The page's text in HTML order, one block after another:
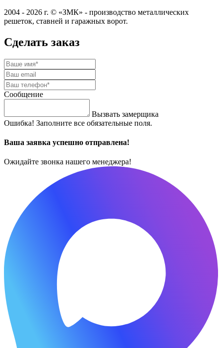
2004 - 2026 г. © «ЗМК» - производство металлических
решеток, ставней и гаражных ворот.
Сделать заказ
Сообщение
Вызвать замерщика
Ошибка! Заполните все обязательные поля.
Ваша заявка успешно отправлена!
Ожидайте звонка нашего менеджера!